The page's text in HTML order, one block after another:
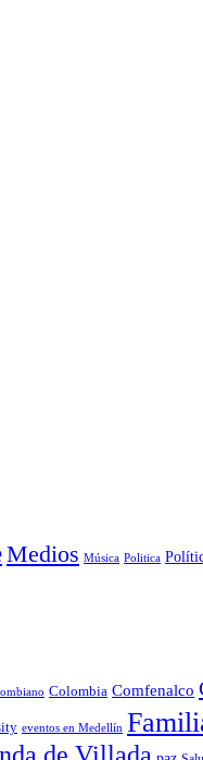
Medios Música Politica
Colombia Comfenalco
eventos en Medellín
de Villada